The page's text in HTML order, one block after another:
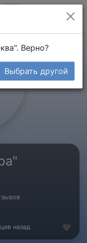
назад
Верно?
Выбрать другой